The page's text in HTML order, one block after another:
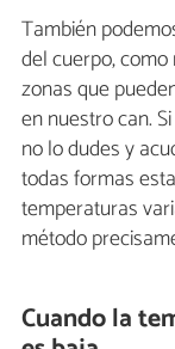
También
del cuerpo,
zonas que
en nuestro can.
no lo dudes y
todas formas
temperaturas
método
Cuando la